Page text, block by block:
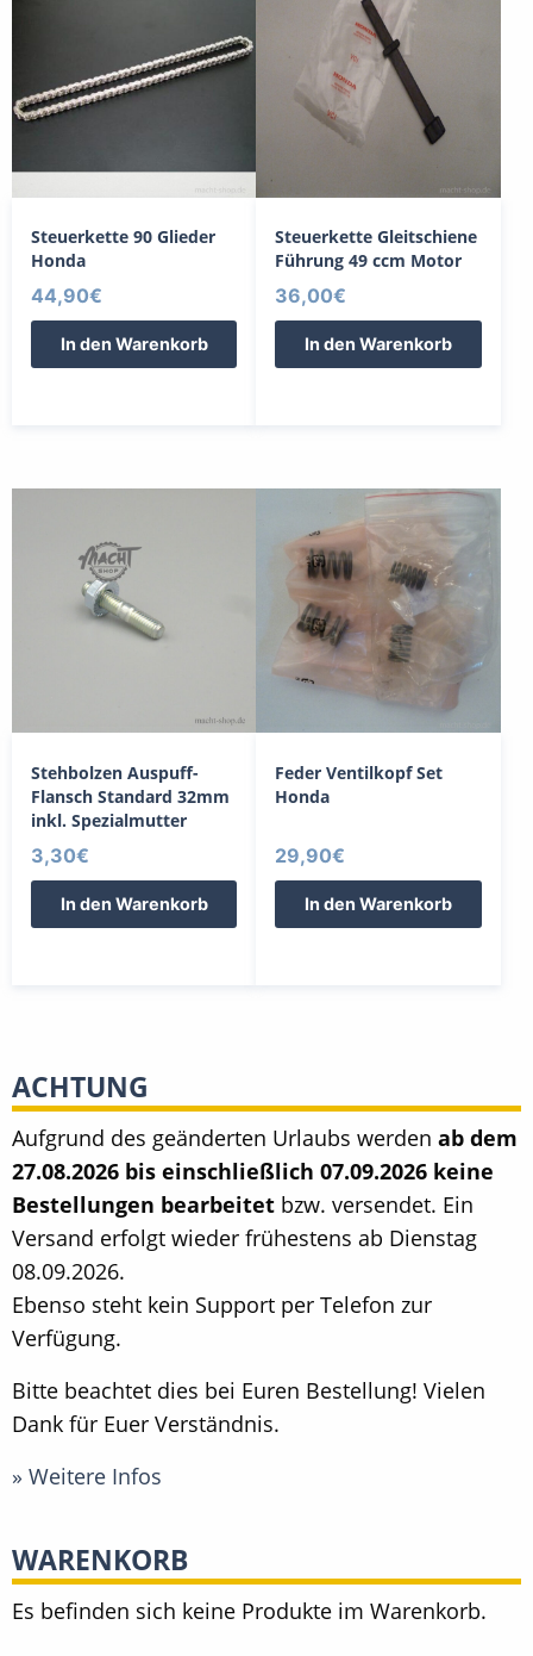
Steuerkette 90 Glieder
Honda
44,90€
In den Warenkorb
Steuerkette Gleitschiene
Führung 49 ccm Motor
36,00€
In den Warenkorb
Stehbolzen Auspuff-
Flansch Standard 32mm
inkl. Spezialmutter
3,30€
In den Warenkorb
Feder Ventilkopf Set
Honda
29,90€
In den Warenkorb
ACHTUNG
Aufgrund des geänderten Urlaubs werden ab dem
27.08.2026 bis einschließlich 07.09.2026 keine
Bestellungen bearbeitet bzw. versendet. Ein
Versand erfolgt wieder frühestens ab Dienstag
08.09.2026.
Ebenso steht kein Support per Telefon zur
Verfügung.
Bitte beachtet dies bei Euren Bestellung! Vielen
Dank für Euer Verständnis.
» Weitere Infos
WARENKORB
Es befinden sich keine Produkte im Warenkorb.